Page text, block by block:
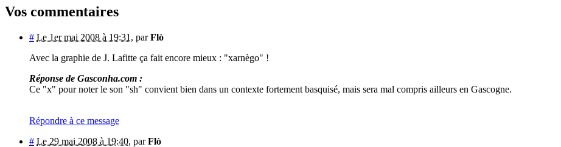
Vos commentaires
# Le 1er mai 2008 à 19:31 , parFlò
Avec la graphie de J. Lafitte ça fait encore mieux : "xarnègo" !
Réponse de Gasconha.com :
Ce "x" pour noter le son "sh" convient bien dans un contexte fortement basquisé, mais sera mal compris ailleurs en Gascogne.
Répondre à ce message
# Le 29 mai 2008 à 19:40, parFlò